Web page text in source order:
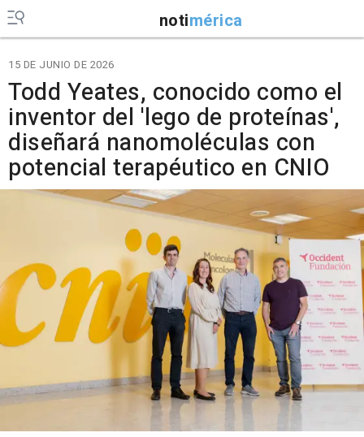
notimérica
15 DE JUNIO DE 2026
Todd Yeates, conocido como el
inventor del 'lego de proteínas',
diseñará nanomoléculas con
potencial terapéutico en CNIO